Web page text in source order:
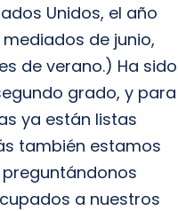
Unidos, el año
de junio,
de verano.) Ha sido
grado, y para
ya están listas
también estamos
a nuestros